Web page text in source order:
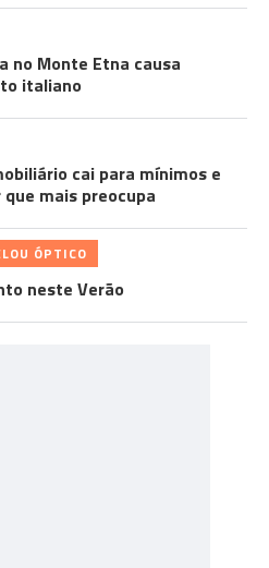
no Monte Etna causa
italiano
cai para mínimos e
mais preocupa
ÓPTICO
neste Verão